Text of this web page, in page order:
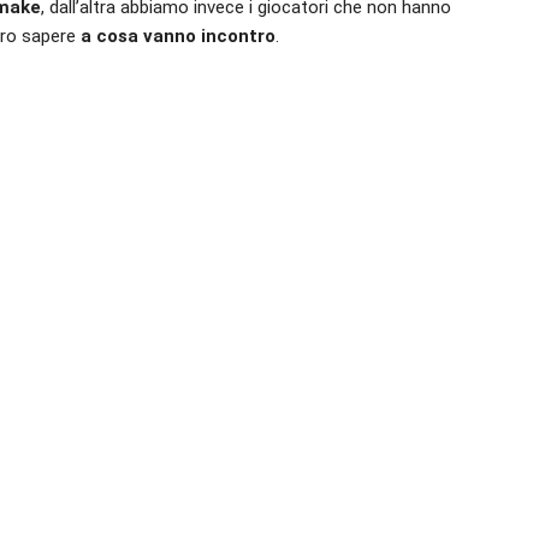
, dall’altra abbiamo invece i giocatori che non hanno
sapere a cosa vanno incontro.